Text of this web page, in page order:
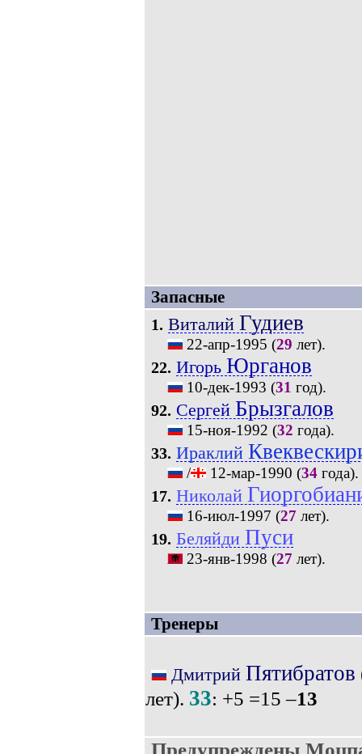
Запасные
1. Виталий Гудиев
22-апр-1995 (29 лет).
22. Игорь Юрганов
10-дек-1993 (31 год).
92. Сергей Брызгалов
15-ноя-1992 (32 года).
33. Ираклий
/ 12-мар-1990 (34года).
17. Николай
16-июл-1997 (27 лет).
19. Беляйди Пуси
23-янв-1998 (27 лет).
Тренеры
Дмитрий Пятибратов
лет). 33: +5 =15 –13
Предупреждены